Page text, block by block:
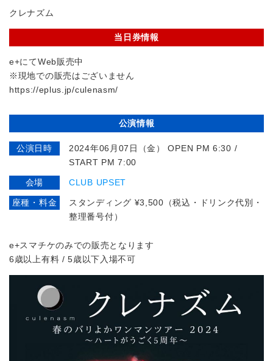
クレナズム
当日券情報
e+にてWeb販売中
※現地での販売はございません
https://eplus.jp/culenasm/
公演情報
公演日時
2024年06月07日（金） OPEN PM 6:30 /
START PM 7:00
会場 CLUB UPSET
座種・料金
スタンディング ¥3,500（税込・ドリンク代別・
整理番号付）
e+スマチケのみでの販売となります
6歳以上有料 / 5歳以下入場不可